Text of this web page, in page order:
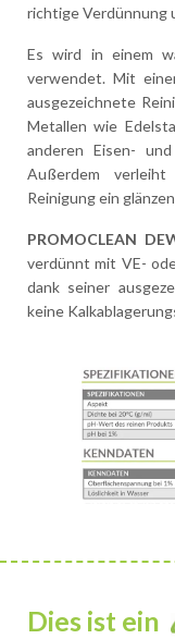
richtige Verdünnung
Es wird in einem
verwendet. Mit
ausgezeichnete
Metallen wie
anderen Eisen-
Außerdem
Reinigung ein
PROMOCLEAN
verdünnt mit VE-
dank seiner
keine
Dies ist ein